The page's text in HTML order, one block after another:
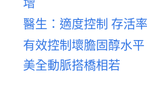
增
醫生：適度控制 存活
有效控制壞膽固醇水
美全動脈搭橋相若